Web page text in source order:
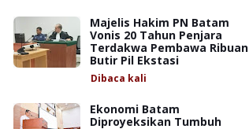
Majelis Hakim PN Batam
Vonis 20 Tahun Penjara
Terdakwa Pembawa Ribuan
Butir Pil Ekstasi
Dibaca kali
Ekonomi Batam
Diproyeksikan Tumbuh